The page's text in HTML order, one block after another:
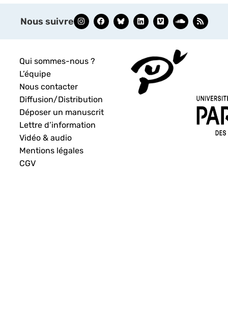
Nous suivre
Qui sommes-nous ?
L’équipe
Nous contacter
Diffusion/Distribution
Déposer un manuscrit
Lettre d’information
Vidéo & audio
Mentions légales
CGV